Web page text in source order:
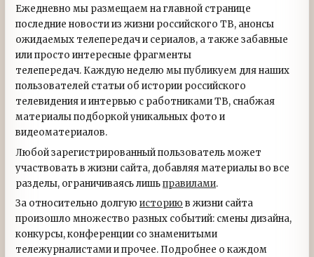
Ежедневно мы размещаем на главной странице
последние новости из жизни российского ТВ, анонсы
ожидаемых телепередач и сериалов, а также забавные
или просто интересные фрагменты
телепередач. Каждую неделю мы публикуем для наших
пользователей статьи об истории российского
телевидения и интервью с работниками ТВ, снабжая
материалы подборкой уникальных фото и
видеоматериалов.
Любой зарегистрированный пользователь может
участвовать в жизни сайта, добавляя материалы во все
разделы, ограничиваясь лишьправилами.
За относительно долгую историю в жизни сайта
произошло множество разных событий: смены дизайна,
конкурсы, конференции со знаменитыми
тележурналистами и прочее. Подробнее о каждом